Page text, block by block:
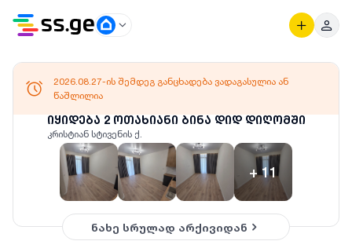
იყიდება 2 ოთახიანი ბინა დიდ დიღომში
კრისტიან სტივენის ქ.
+11
2026.08.27-ის შემდეგ განცხადება ვადაგასულია ან
წაშლილია
ნახე სრულად არქივიდან